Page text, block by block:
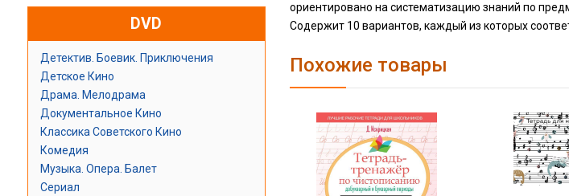
DVD
Детектив. Боевик. Приключения
Детское Кино
Драма. Мелодрама
Документальное Кино
Классика Советского Кино
Комедия
Музыка. Опера. Балет
Сериал
ориентировано на систематизацию знаний по
Содержит 10 вариантов, каждый из которых
Похожие товары